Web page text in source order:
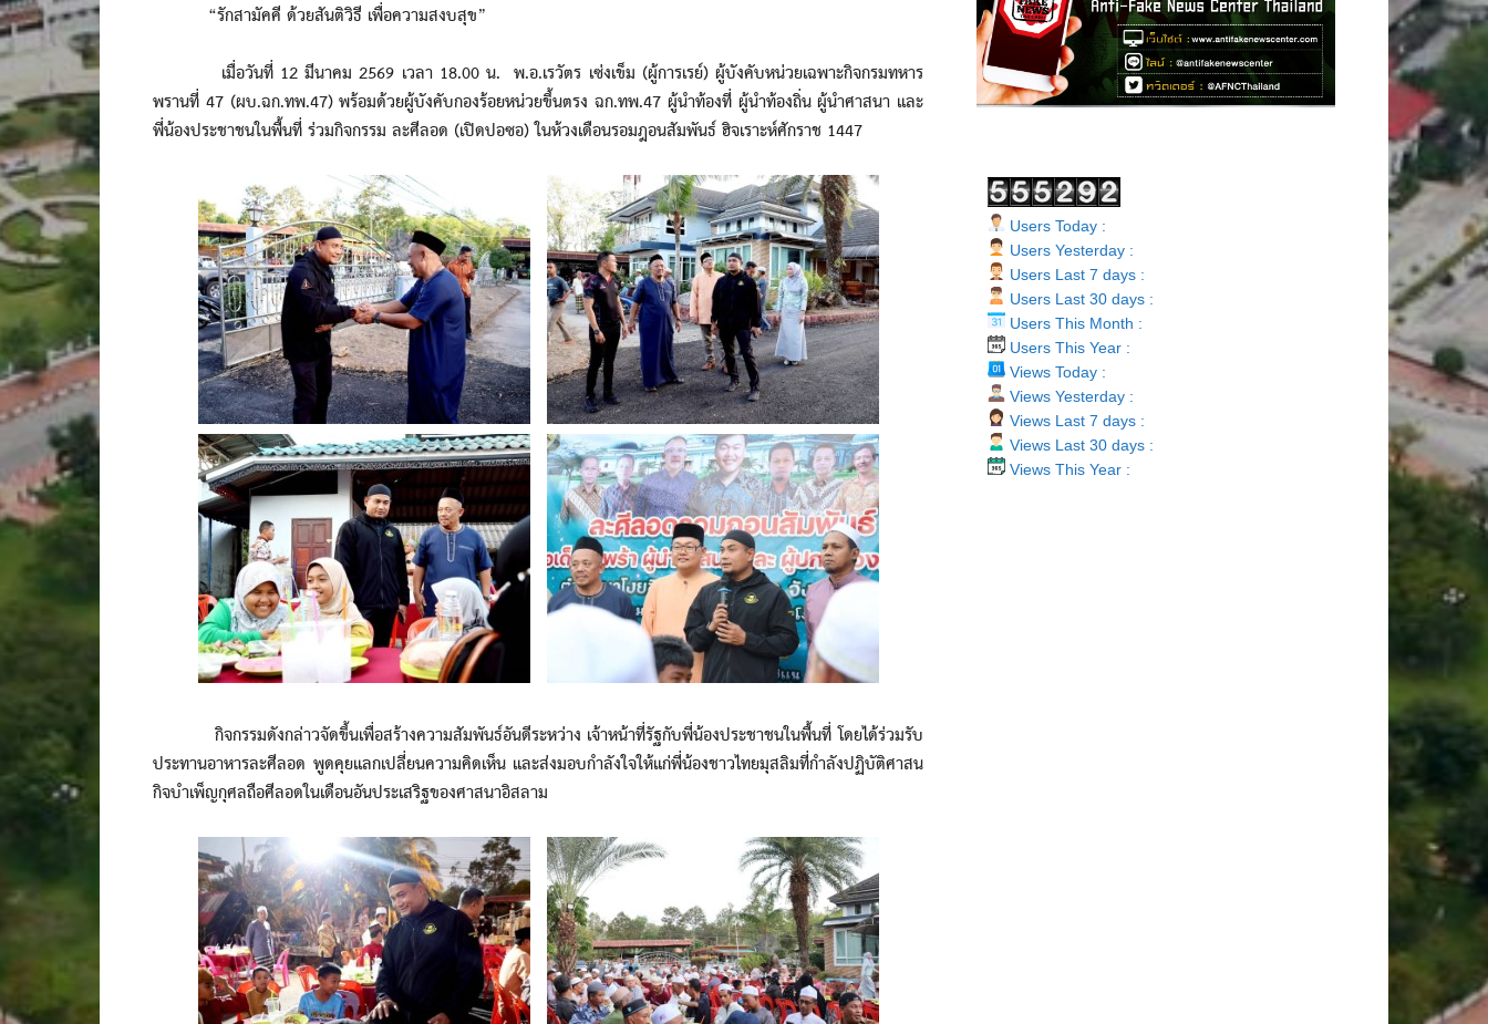
“รักสามัคคี ด้วยสันติวิธี เพื่อความสงบสุข”
เมื่อวันที่ 12 มีนาคม 2569 เวลา 18.00 น. พ.อ.เรวัตร เซ่งเข็ม (ผู้การเรย์) ผู้บังคับหน่วยเฉพาะกิจกรมทหาร
พรานที่ 47 (ผบ.ฉก.ทพ.47) พร้อมด้วยผู้บังคับกองร้อยหน่วยขึ้นตรง ฉก.ทพ.47 ผู้นำท้องที่ ผู้นำท้องถิ่น ผู้นำศาสนา และ
พี่น้องประชาชนในพื้นที่ ร่วมกิจกรรม ละศีลอด (เปิดปอซอ) ในห้วงเดือนรอมฎอนสัมพันธ์ ฮิจเราะห์ศักราช 1447
กิจกรรมดังกล่าวจัดขึ้นเพื่อสร้างความสัมพันธ์อันดีระหว่าง เจ้าหน้าที่รัฐกับพี่น้องประชาชนในพื้นที่ โดยได้ร่วมรับ
ประทานอาหารละศีลอด พูดคุยแลกเปลี่ยนความคิดเห็น และส่งมอบกำลังใจให้แก่พี่น้องชาวไทยมุสลิมที่กำลังปฏิบัติศาสน
กิจบำเพ็ญกุศลถือศีลอดในเดือนอันประเสริฐของศาสนาอิสลาม
Users Today :
Users Yesterday :
Users Last 7 days :
Users Last 30 days :
Users This Month :
Users This Year :
Views Today :
Views Yesterday :
Views Last 7 days :
Views Last 30 days :
Views This Year :